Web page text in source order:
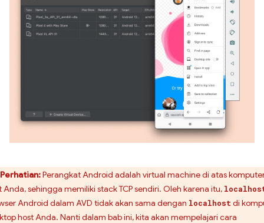
Perhatian:Perangkat Android adalah virtual machine di atas
Anda, sehingga memiliki stack TCP sendiri. Oleh karena itu,
Android dalam AVD tidak akan sama dengan localhost di
host Anda. Nanti dalam bab ini, kita akan mempelajari cara